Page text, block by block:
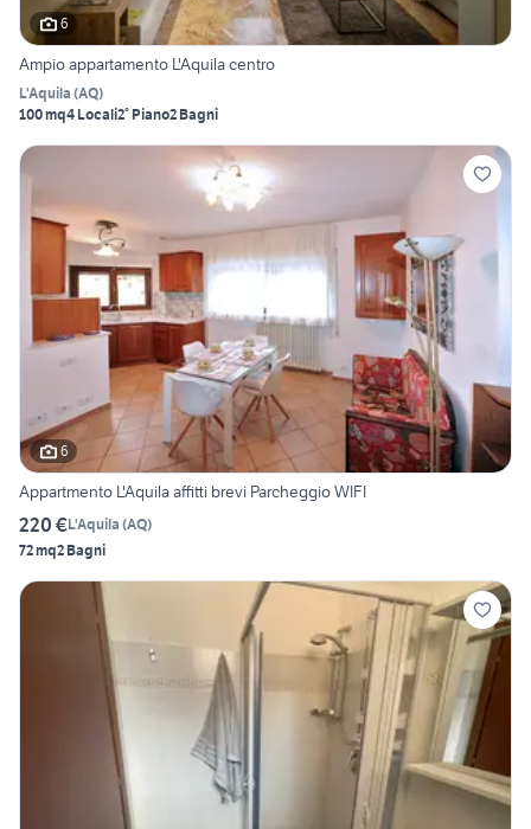
6
Ampio appartamento L'Aquila centro
L'Aquila (AQ)
100 mq4 Locali2° Piano2 Bagni
6
Appartmento L'Aquila affitti brevi Parcheggio WIFI
220 €L'Aquila (AQ)
72 mq2 Bagni